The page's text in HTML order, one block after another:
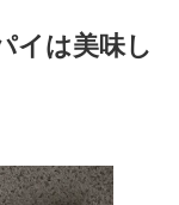
イは美味し